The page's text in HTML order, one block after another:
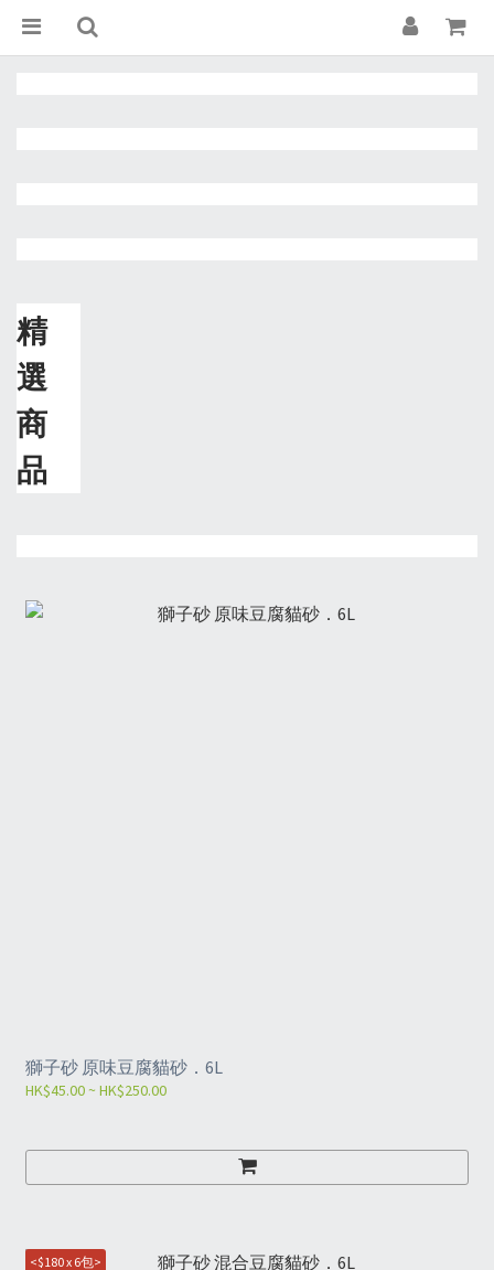
精
選
商
品
獅子砂 原味豆腐貓砂．6L
HK$45.00 ~ HK$250.00
<$180 x 6包>